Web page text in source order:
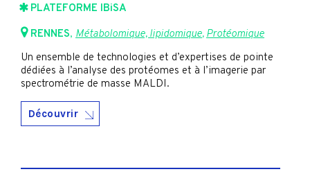
PLATEFORME IBiSA
RENNES, Métabolomique, lipidomique,Protéomique
Un ensemble de technologies et d’expertises de pointe
dédiées à l’analyse des protéomes et à l’imagerie par
spectrométrie de masse MALDI.
Découvrir